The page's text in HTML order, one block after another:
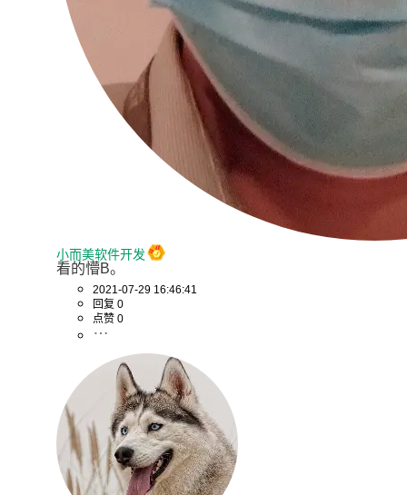
小而美软件开发
看的懵B。
2021-07-29 16:46:41
回复 0
点赞 0